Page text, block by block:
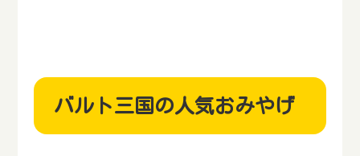
バルト三国の人気おみやげ